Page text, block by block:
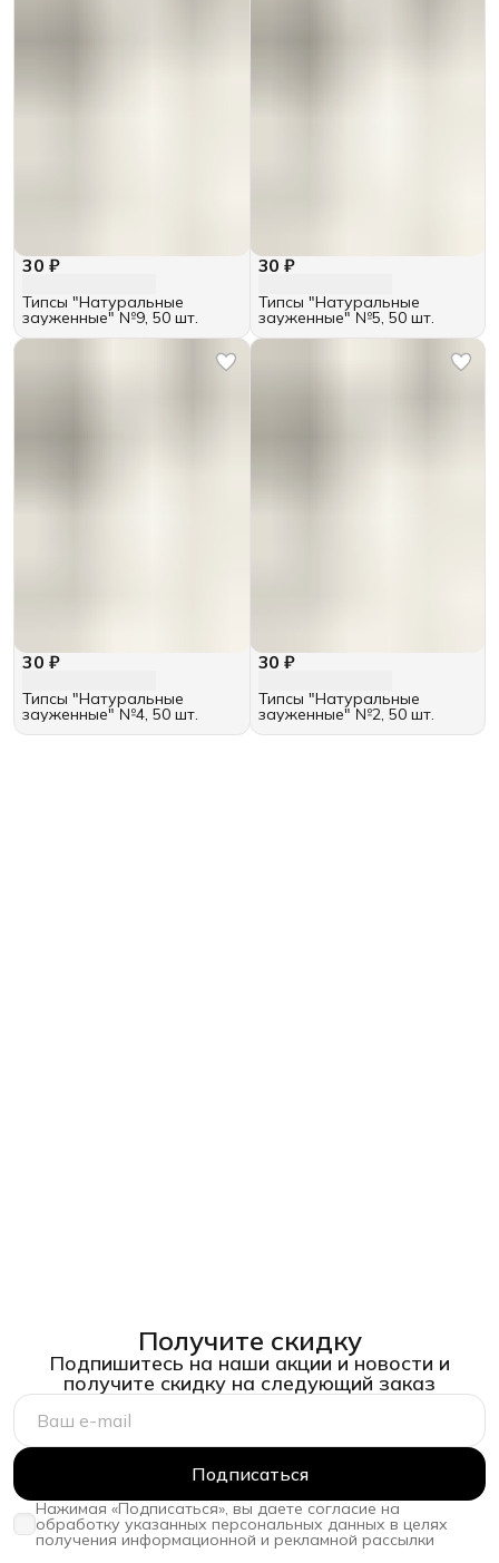
30 ₽
Типсы "Натуральные
зауженные" №9, 50 шт.
30 ₽
Типсы "Натуральные
зауженные" №5, 50 шт.
30 ₽
Типсы "Натуральные
зауженные" №4, 50 шт.
30 ₽
Типсы "Натуральные
зауженные" №2, 50 шт.
Получите скидку
Подпишитесь на наши акции и новости и
получите скидку на следующий заказ
Подписаться
Нажимая «Подписаться», вы даете согласие на
обработку указанных персональных данных в целях
получения информационной и рекламной рассылки